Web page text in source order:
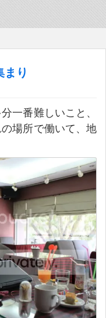
り
一番難しいこと、
場所で働いて、地